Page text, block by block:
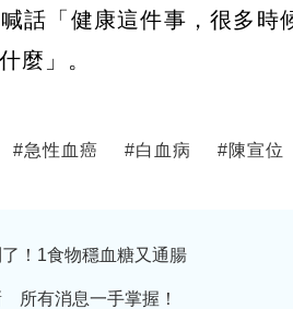
喊話「健康這件事，很多
麼」。
#急性血癌 #白血病 #陳宣位
！1食物穩血糖又通腸
所有消息一手掌握！